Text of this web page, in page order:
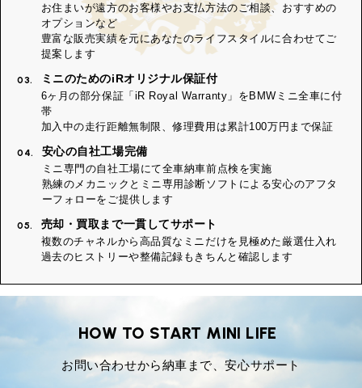
お住まいが遠方のお客様やお支払方法のご相談、おすすめの
オプションなど
豊富な販売実績を元にあなたのライフスタイルに合わせてご
提案します
03. ミニのためのiRオリジナル保証付
6ヶ月の部分保証「iR Royal Warranty」をBMWミニ全車に付
帯
加入中の走行距離無制限、修理費用は累計100万円まで保証
04. 安心の自社工場完備
ミニ専門の自社工場にて全車納車前点検を実施
熟練のメカニックとミニ専用診断ソフトによる安心のアフタ
ーフォローをご提供します
05. 売却・買取まで一貫してサポート
複数のチャネルから高品質なミニだけを見極めた厳選仕入れ
過去のヒストリーや整備記録もきちんと確認します
HOW TO START MINI LIFE
お問い合わせから納車まで、安心サポート